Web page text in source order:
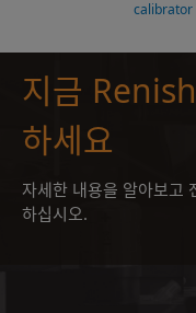
calibrator
지금
하세요
자세한 내용을 알아보고
하십시오.